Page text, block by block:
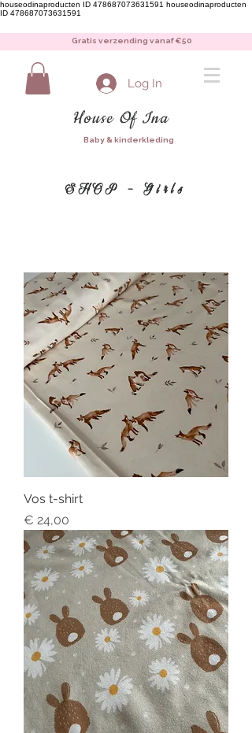
houseodinaproducten ID 478687073631591 houseodinaproducten
ID 478687073631591
Gratis verzending vanaf €50
Log In
House Of Ina
Baby & kinderkleding
SHOP - Girls
Vos t-shirt
Price
€ 24,00